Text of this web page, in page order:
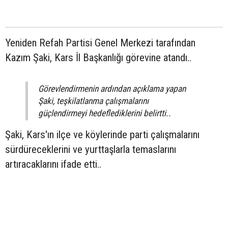
Yeniden Refah Partisi Genel Merkezi tarafından
Kazım Şaki, Kars İl Başkanlığı görevine atandı..
Görevlendirmenin ardından açıklama yapan
Şaki, teşkilatlanma çalışmalarını
güçlendirmeyi hedeflediklerini belirtti..
Şaki, Kars'ın ilçe ve köylerinde parti çalışmalarını
sürdüreceklerini ve yurttaşlarla temaslarını
artıracaklarını ifade etti..